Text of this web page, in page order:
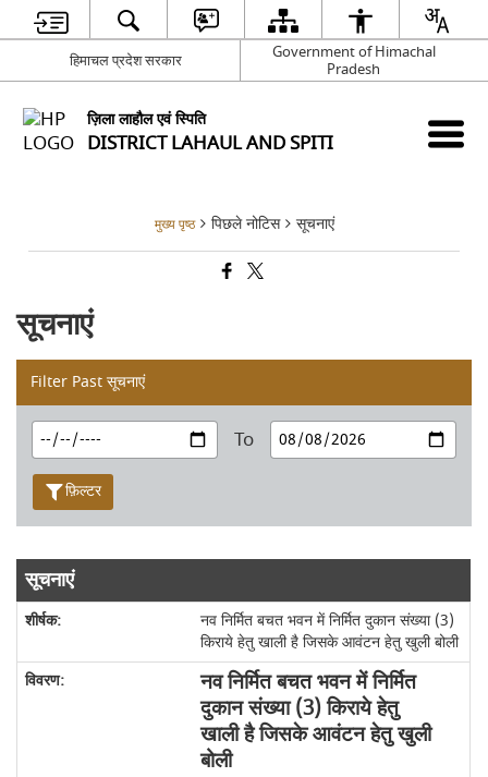
हिमाचल प्रदेश सरकार
Government of Himachal
Pradesh
ज़िला लाहौल एवं स्पिति
DISTRICT LAHAUL AND SPITI
मुख्य पृष्ठ पिछले नोटिस सूचनाएं
सूचनाएं
Filter Past सूचनाएं
To
फ़िल्टर
सूचनाएं
नव निर्मित बचत भवन में निर्मित दुकान संख्या (3)
किराये हेतु खाली है जिसके आवंटन हेतु खुली बोली
नव निर्मित बचत भवन में निर्मित
दुकान संख्या (3) किराये हेतु
खाली है जिसके आवंटन हेतु खुली
बोली